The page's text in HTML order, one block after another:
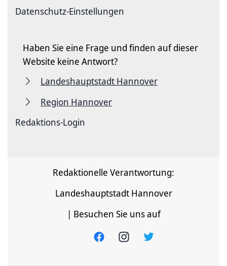
Datenschutz-Einstellungen
Haben Sie eine Frage und finden auf dieser
Website keine Antwort?
Landeshauptstadt Hannover
Region Hannover
Redaktions-Login
Redaktionelle Verantwortung:
Landeshauptstadt Hannover
| Besuchen Sie uns auf